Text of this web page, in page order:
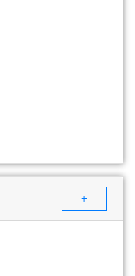
+